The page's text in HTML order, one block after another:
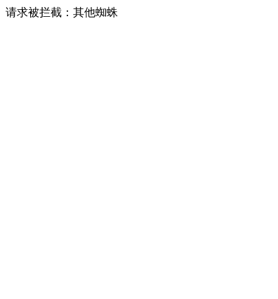
请求被拦截：其他蜘蛛